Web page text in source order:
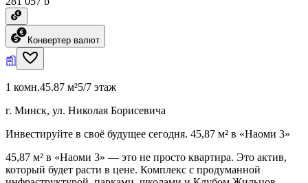
Конвертер валют
1 комн.45.87 м²5/7 этаж
г. Минск, ул. Николая Борисевича
Инвестируйте в своё будущее сегодня. 45,87 м² в «Наоми 3»
45,87 м² в «Наоми 3» — это не просто квартира. Это актив,
который будет расти в цене. Комплекс с продуманной